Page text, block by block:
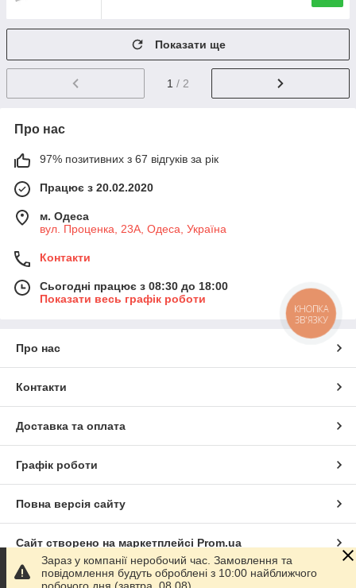
Показати ще
1 / 2
Про нас
97% позитивних з 67 відгуків за рік
Працює з 20.02.2020
м. Одеса
вул. Проценка, 23А, Одеса, Україна
Контакти
Сьогодні працює з 08:30 до 18:00
Показати весь графік роботи
Про нас
Контакти
Доставка та оплата
Графік роботи
Повна версія сайту
Сайт створено на маркетплейсі Prom.ua
Політика конфіденційності
Зараз у компанії неробочий час. Замовлення та
повідомлення будуть оброблені з 10:00 найближчого
КНОПКА
ЗВ'ЯЗКУ